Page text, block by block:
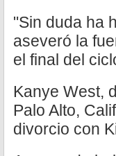
"Sin duda ha
aseveró la
el final del
Kanye West,
Palo Alto,
divorcio con